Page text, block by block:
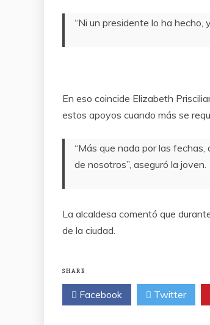
“Ni un presidente lo ha hecho,
En eso coincide Elizabeth
estos apoyos cuando más se
“Más que nada por las
de nosotros”, aseguró la joven.
La alcaldesa comentó que
de la ciudad.
SHARE
Facebook Twitter